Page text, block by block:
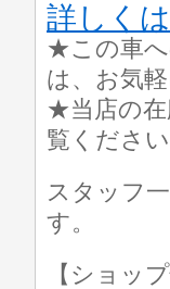
詳しく
★この車へ
は、お気
★当店の在
覧ください
スタッフ
す。
【ショッ